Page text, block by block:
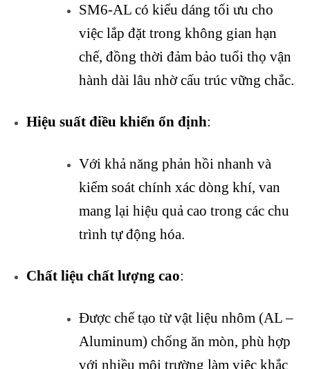
SM6-AL có kiểu dáng tối ưu cho
việc lắp đặt trong không gian hạn
chế, đồng thời đảm bảo tuổi thọ vận
hành dài lâu nhờ cấu trúc vững chắc.
Hiệu suất điều khiển ổn định:
Với khả năng phản hồi nhanh và
kiểm soát chính xác dòng khí, van
mang lại hiệu quả cao trong các chu
trình tự động hóa.
Chất liệu chất lượng cao:
Được chế tạo từ vật liệu nhôm (AL –
Aluminum) chống ăn mòn, phù hợp
với nhiều môi trường làm việc khắc